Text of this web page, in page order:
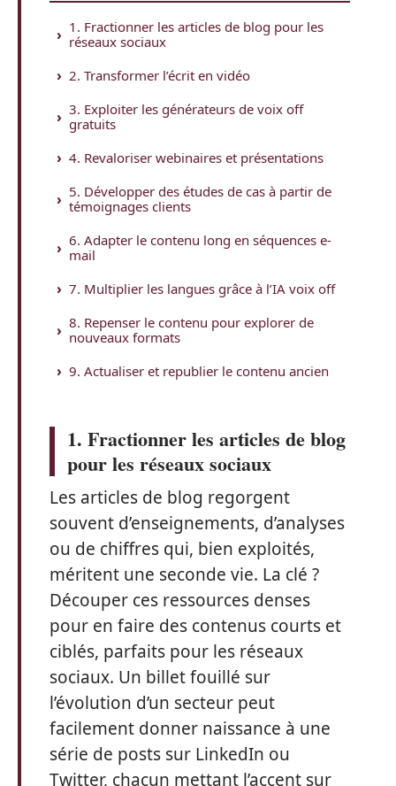
1. Fractionner les articles de blog pour les
réseaux sociaux
2. Transformer l’écrit en vidéo
3. Exploiter les générateurs de voix off
gratuits
4. Revaloriser webinaires et présentations
5. Développer des études de cas à partir de
témoignages clients
6. Adapter le contenu long en séquences e-
mail
7. Multiplier les langues grâce à l’IA voix off
8. Repenser le contenu pour explorer de
nouveaux formats
9. Actualiser et republier le contenu ancien
1. Fractionner les articles de blog
pour les réseaux sociaux
Les articles de blog regorgent
souvent d’enseignements, d’analyses
ou de chiffres qui, bien exploités,
méritent une seconde vie. La clé ?
Découper ces ressources denses
pour en faire des contenus courts et
ciblés, parfaits pour les réseaux
sociaux. Un billet fouillé sur
l’évolution d’un secteur peut
facilement donner naissance à une
série de posts sur LinkedIn ou
Twitter, chacun mettant l’accent sur